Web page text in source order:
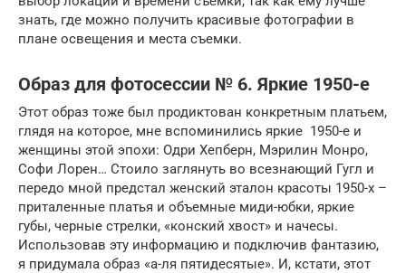
знать, где можно получить красивые фотографии в
плане освещения и места съемки.
Образ для фотосессии № 6. Яркие 1950-е
Этот образ тоже был продиктован конкретным платьем,
глядя на которое, мне вспоминились яркие 1950-е и
женщины этой эпохи: Одри Хепберн, Мэрилин Монро,
Софи Лорен… Стоило заглянуть во всезнающий Гугл и
передо мной предстал женский эталон красоты 1950-х –
приталенные платья и объемные миди-юбки, яркие
губы, черные стрелки, «конский хвост» и начесы.
Использовав эту информацию и подключив фантазию,
я придумала образ «а-ля пятидесятые». И, кстати, этот